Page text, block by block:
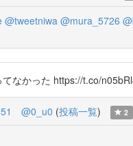
@tweetniwa @mura_5726
なかった https://t.co/
@0_u0 (投稿一覧) 2